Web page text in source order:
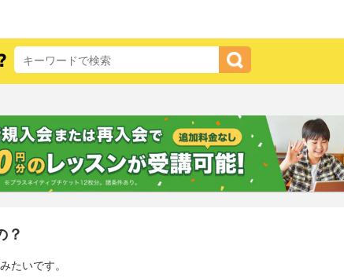
？
たいです。